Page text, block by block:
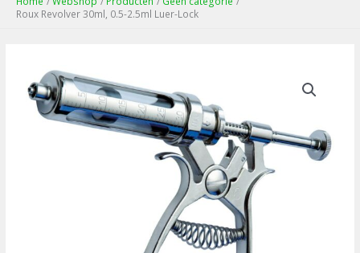
Roux Revolver 30ml, 0.5-2.5ml Luer-Lock